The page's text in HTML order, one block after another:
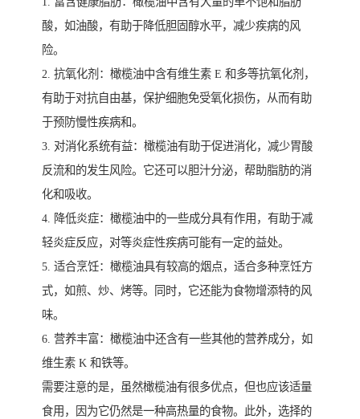
酸，如油酸，有助于降低胆固醇水平，减少疾病的风
险。
2. 抗氧化剂：橄榄油中含有维生素 E 和多等抗氧化剂，
有助于对抗自由基，保护细胞免受氧化损伤，从而有助
于预防慢性疾病和。
3. 对消化系统有益：橄榄油有助于促进消化，减少胃酸
反流和的发生风险。它还可以胆汁分泌，帮助脂肪的消
化和吸收。
4. 降低炎症：橄榄油中的一些成分具有作用，有助于减
轻炎症反应，对等炎症性疾病可能有一定的益处。
5. 适合烹饪：橄榄油具有较高的烟点，适合多种烹饪方
式，如煎、炒、烤等。同时，它还能为食物增添特的风
味。
6. 营养丰富：橄榄油中还含有一些其他的营养成分，如
维生素 K 和铁等。
需要注意的是，虽然橄榄油有很多优点，但也应该适量
食用，因为它仍然是一种高热量的食物。此外，选择的